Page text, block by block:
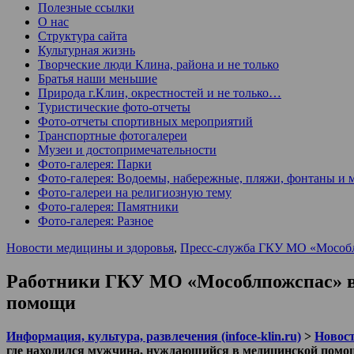
Полезные ссылки
О нас
Структура сайта
Культурная жизнь
Творческие люди Клина, района и не только
Братья наши меньшие
Природа г.Клин, окрестностей и не только…
Туристические фото-отчеты
Фото-отчеты спортивных мероприятий
Транспортные фотогалереи
Музеи и достопримечательности
Фото-галерея: Парки
Фото-галерея: Водоемы, набережные, пляжи, фонтаны и
Фото-галереи на религиозную тему
Фото-галерея: Памятники
Фото-галерея: Разное
Новости медицины и здоровья, Пресс-служба ГКУ МО
Работники ГКУ МО «Мособлпожспас»
помощи
Информация, культура, развлечения (infoce-klin.ru) >
где находился мужчина, нуждающийся в медицинской